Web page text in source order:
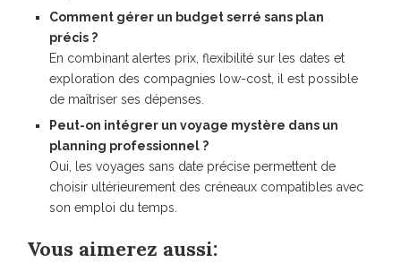
Comment gérer un budget serré sans plan
précis ?
En combinant alertes prix, flexibilité sur les dates et
exploration des compagnies low-cost, il est possible
de maîtriser ses dépenses.
Peut-on intégrer un voyage mystère dans un
planning professionnel ?
Oui, les voyages sans date précise permettent de
choisir ultérieurement des créneaux compatibles avec
son emploi du temps.
Vous aimerez aussi: